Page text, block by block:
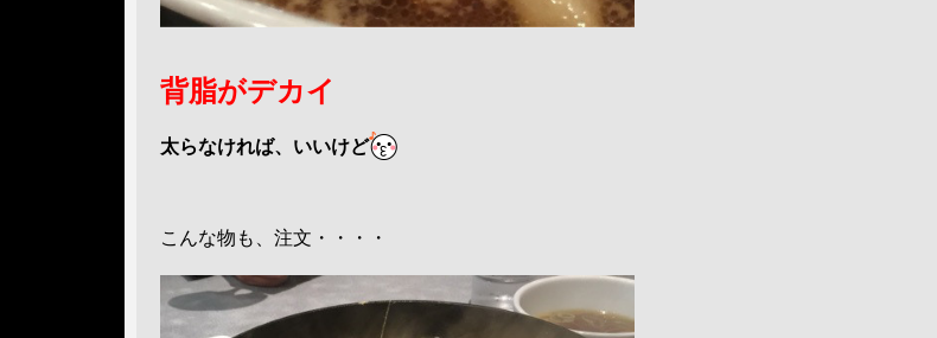
背脂がデカイ
太らなければ、いいけど
こんな物も、注文・・・・